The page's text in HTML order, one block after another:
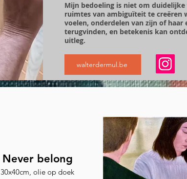
Mijn bedoeling is niet om
ruimtes van ambiguïteit te creëren
voelen, onderdelen van zijn of haar
terugvinden, en betekenis kan
uitleg.
walterdermul.be
Never belong
30x40cm, olie op doek